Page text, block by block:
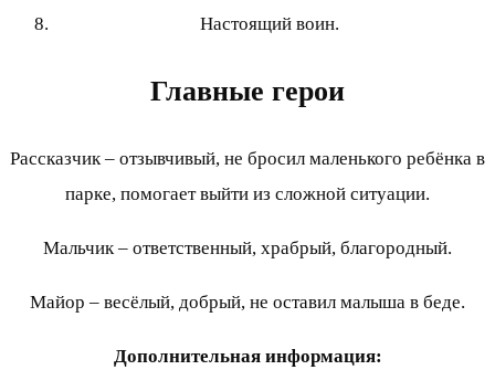
Настоящий воин.
Главные герои
Рассказчик – отзывчивый, не бросил маленького ребёнка в
парке, помогает выйти из сложной ситуации.
Мальчик – ответственный, храбрый, благородный.
Майор – весёлый, добрый, не оставил малыша в беде.
Дополнительная информация: